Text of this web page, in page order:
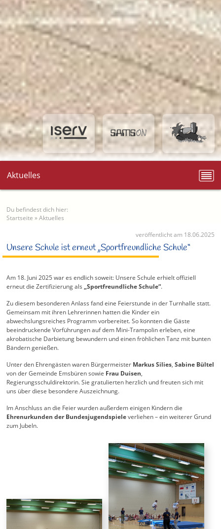
Aktuelles
Du befindest dich hier:
Startseite »Aktuelles
veröffentlicht am 18.06.2025
Unsere Schule ist erneut „Sportfreundliche Schule“
Am 18. Juni 2025 war es endlich soweit: Unsere Schule erhielt offiziell
erneut die Zertifizierung als„Sportfreundliche Schule“.
Zu diesem besonderen Anlass fand eine Feierstunde in der Turnhalle statt.
Gemeinsam mit ihren Lehrerinnen hatten die Kinder ein
abwechslungsreiches Programm vorbereitet. So konnten die Gäste
beeindruckende Vorführungen auf dem Mini-Trampolin erleben, eine
akrobatische Darbietung bewundern und einen fröhlichen Tanz mit bunten
Bändern genießen.
Unter den Ehrengästen waren Bürgermeister Markus Silies,Sabine Bültel
von der Gemeinde Emsbüren sowie Frau Duisen,
Regierungsschuldirektorin. Sie gratulierten herzlich und freuten sich mit
uns über diese besondere Auszeichnung.
Im Anschluss an die Feier wurden außerdem einigen Kindern die
Ehrenurkunden der Bundesjugendspieleverliehen – ein weiterer Grund
zum Jubeln.